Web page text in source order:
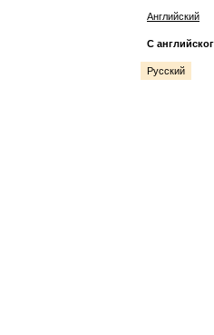
Английский
С
Русский